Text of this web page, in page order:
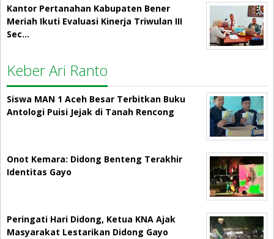
Kantor Pertanahan Kabupaten Bener
Meriah Ikuti Evaluasi Kinerja Triwulan III
Sec…
Keber Ari Ranto
Siswa MAN 1 Aceh Besar Terbitkan Buku
Antologi Puisi Jejak di Tanah Rencong
Onot Kemara: Didong Benteng Terakhir
Identitas Gayo
Peringati Hari Didong, Ketua KNA Ajak
Masyarakat Lestarikan Didong Gayo